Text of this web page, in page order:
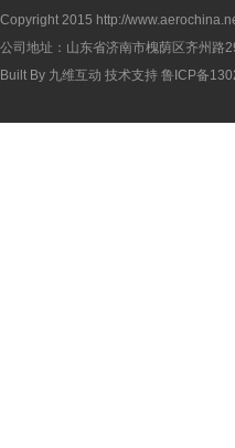
Copyright 2015 http://
公司地址：山东省济南市槐荫区齐州
Built By 九维互动 技术支持 鲁ICP备